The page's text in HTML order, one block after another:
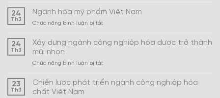
24
Th3
Ngành hóa mỹ phẩm Việt Nam
Chức năng bình luận bị tắtở
mỹ
Việt
24
Th3
Xây dựng ngành công nghiệp hóa dược trở thành
mũi nhọn
Chức năng bình luận bị tắtở
dựng
ngành
23
Th3
Chiến lược phát triển ngành công nghiệp hóa
chất Việt Nam